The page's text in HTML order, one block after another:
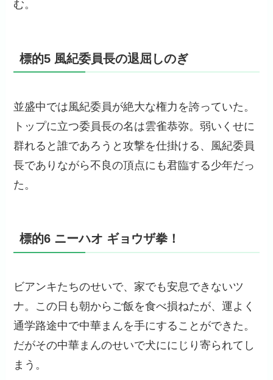
む。
標的5 風紀委員長の退屈しのぎ
並盛中では風紀委員が絶大な権力を誇っていた。
トップに立つ委員長の名は雲雀恭弥。弱いくせに
群れると誰であろうと攻撃を仕掛ける、風紀委員
長でありながら不良の頂点にも君臨する少年だっ
た。
標的6 ニーハオ ギョウザ拳！
ビアンキたちのせいで、家でも安息できないツ
ナ。この日も朝からご飯を食べ損ねたが、運よく
通学路途中で中華まんを手にすることができた。
だがその中華まんのせいで犬ににじり寄られてし
まう。